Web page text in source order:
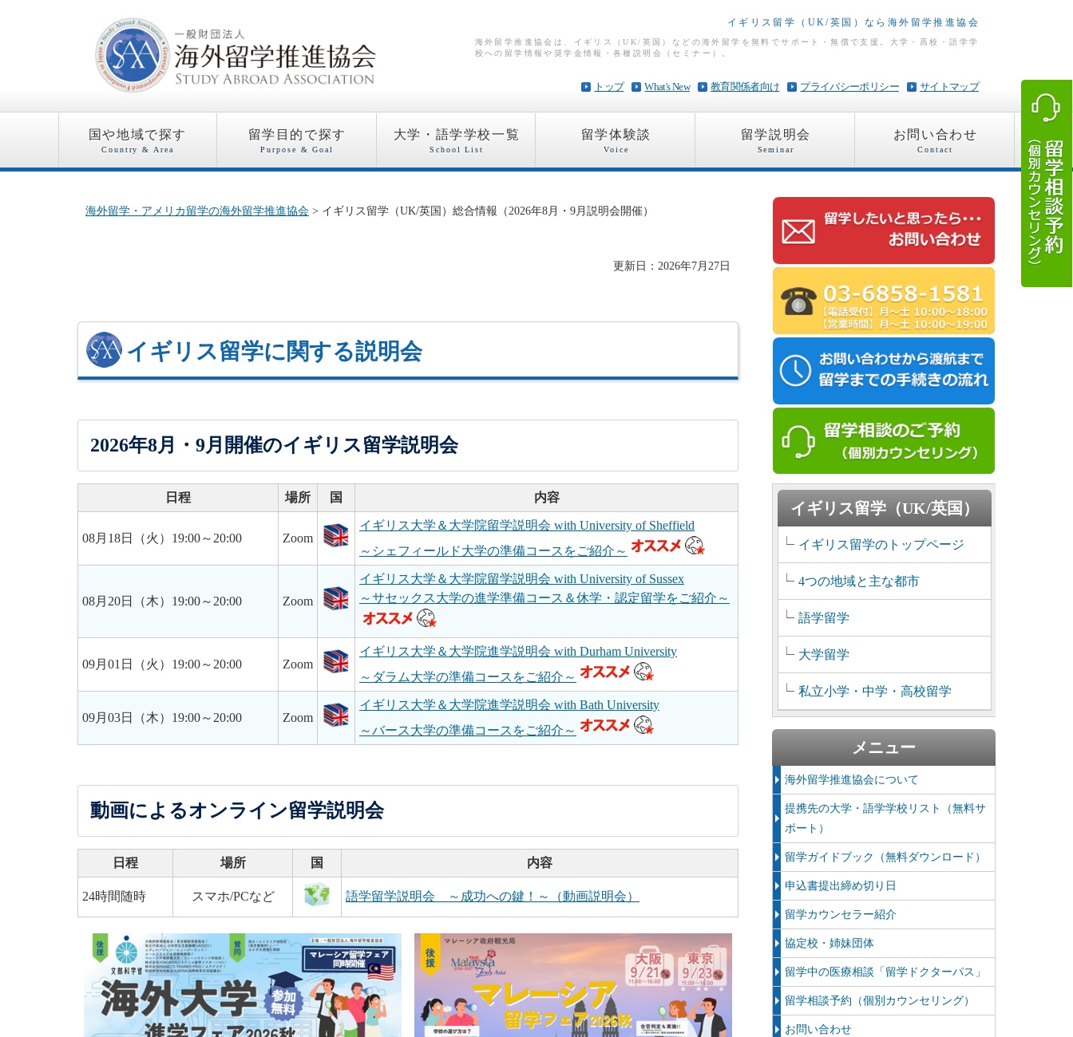
イギリス留学（UK/英国）なら海外留学推進協会
海外留学推進協会は、イギリス（UK/英国）などの海外留学を無料でサポート・無償で支援。大学・高校・語学学
校への留学情報や奨学金情報・各種説明会（セミナー）。
サイトマップ
プライバシーポリシー
教育関係者向け
What's New
トップ
国や地域で探す
Country & Area
留学目的で探す
Purpose & Goal
大学・語学学校一覧
School List
留学体験談
Voice
留学説明会
Seminar
お問い合わせ
Contact
海外留学・アメリカ留学の海外留学推進協会 > イギリス留学（UK/英国）総合情報（2026年8月・9月説明会開催）
更新日：2026年7月27日
イギリス留学に関する説明会
2026年8月・9月開催のイギリス留学説明会
日程 場所 国 内容
08月18日（火）19:00～20:00 Zoom
イギリス大学＆大学院留学説明会 with University of Sheffield
～シェフィールド大学の準備コースをご紹介～
08月20日（木）19:00～20:00 Zoom
イギリス大学＆大学院留学説明会 with University of Sussex
～サセックス大学の進学準備コース＆休学・認定留学をご紹介～
09月01日（火）19:00～20:00 Zoom
イギリス大学＆大学院進学説明会 with Durham University
～ダラム大学の準備コースをご紹介～
09月03日（木）19:00～20:00 Zoom
イギリス大学＆大学院進学説明会 with Bath University
～バース大学の準備コースをご紹介～
動画によるオンライン留学説明会
日程 場所 国 内容
24時間随時 スマホ/PCなど 語学留学説明会 ～成功への鍵！～（動画説明会）
イギリス留学（UK/英国）
イギリス留学のトップページ
4つの地域と主な都市
語学留学
大学留学
私立小学・中学・高校留学
メニュー
海外留学推進協会について
提携先の大学・語学学校リスト（無料サ
ポート）
留学ガイドブック（無料ダウンロード）
申込書提出締め切り日
留学カウンセラー紹介
協定校・姉妹団体
留学中の医療相談「留学ドクターパス」
留学相談予約（個別カウンセリング）
お問い合わせ